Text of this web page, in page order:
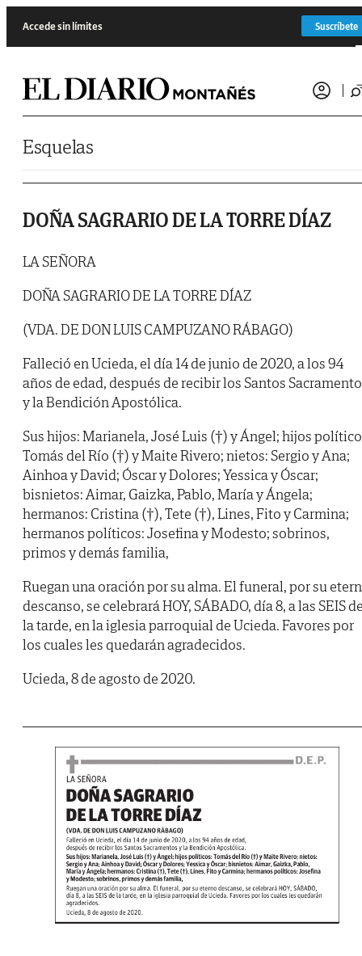
Accede sin límites Suscríbete
Esquelas
DOÑA SAGRARIO DE LA TORRE DÍAZ
LA SEÑORA
DOÑA SAGRARIO DE LA TORRE DÍAZ
(VDA. DE DON LUIS CAMPUZANO RÁBAGO)
Falleció en Ucieda, el día 14 de junio de 2020, a los 94
años de edad, después de recibir los Santos
y la Bendición Apostólica.
Sus hijos: Marianela, José Luis (†) y Ángel; hijos
Tomás del Río (†) y Maite Rivero; nietos: Sergio y Ana;
Ainhoa y David; Óscar y Dolores; Yessica y Óscar;
bisnietos: Aimar, Gaizka, Pablo, María y Ángela;
hermanos: Cristina (†), Tete (†), Lines, Fito y Carmina;
hermanos políticos: Josefina y Modesto; sobrinos,
primos y demás familia,
Ruegan una oración por su alma. El funeral, por su
descanso, se celebrará HOY, SÁBADO, día 8, a las SEIS
la tarde, en la iglesia parroquial de Ucieda. Favores por
los cuales les quedarán agradecidos.
Ucieda, 8 de agosto de 2020.